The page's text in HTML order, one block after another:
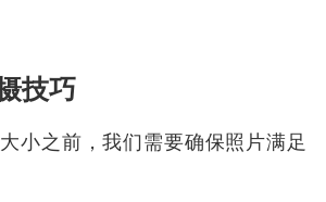
技巧
小之前，我们需要确保照片满足